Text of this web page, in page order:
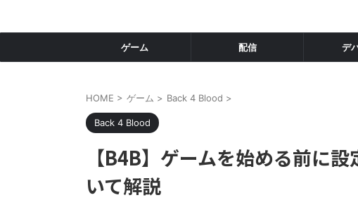
ゲーム 配信 デ
HOME > ゲーム > Back 4 Blood >
Back 4 Blood
【B4B】ゲームを始める前に
いて解説